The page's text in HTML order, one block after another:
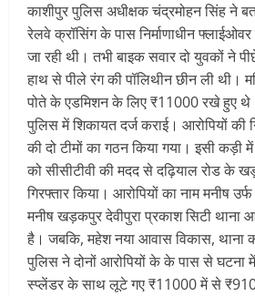
काशीपुर पुलिस अधीक्षक चंद्रमोहन सिंह ने
रेलवे क्रॉसिंग के पास निर्माणाधीन
जा रही थी। तभी बाइक सवार दो युवकों ने
हाथ से पीले रंग की पॉलिथीन छीन ली थी।
पोते के एडमिशन के लिए ₹11000 रखे हुए
पुलिस में शिकायत दर्ज कराई। आरोपियों की
की दो टीमों का गठन किया गया। इसी कड़ी
को सीसीटीवी की मदद से दढ़ियाल रोड के
गिरफ्तार किया। आरोपियों का नाम मनीष
मनीष खड़कपुर देवीपुरा प्रकाश सिटी थाना
है। जबकि, महेश नया आवास विकास, थाना
पुलिस ने दोनों आरोपियों के के पास से घटना
स्प्लेंडर के साथ लूटे गए ₹11000 में से